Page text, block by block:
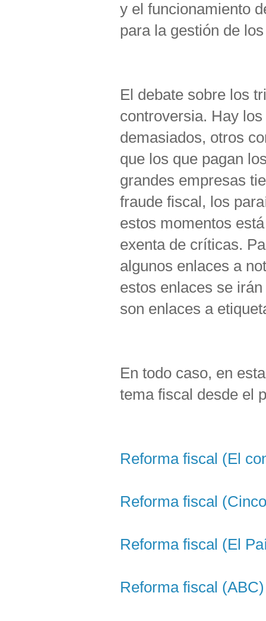
y el funcionamiento
para la gestión de
El debate sobre los
controversia. Hay
demasiados, otros
que los que pagan
grandes empresas
fraude fiscal, los
estos momentos
exenta de críticas.
algunos enlaces a
estos enlaces se
son enlaces a
En todo caso, en
tema fiscal desde el
Reforma fiscal (El
Reforma fiscal
Reforma fiscal (El
Reforma fiscal (ABC)